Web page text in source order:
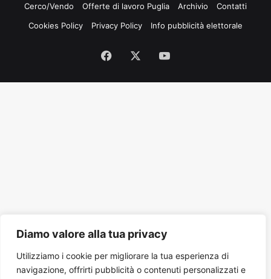
Diamo valore alla tua privacy
Utilizziamo i cookie per migliorare la tua esperienza di
navigazione, offrirti pubblicità o contenuti personalizzati e
Cerco/Vendo
Offerte di lavoro Puglia Archivio
Contatti
Cookies Policy
Privacy Policy Info pubblicità elettorale
Facebook
Tube